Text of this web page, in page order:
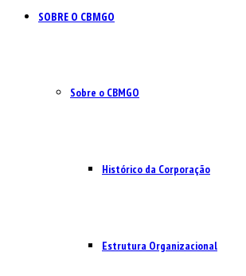
SOBRE O CBMGO
Sobre o CBMGO
Histórico da Corporação
Estrutura Organizacional